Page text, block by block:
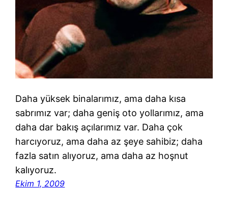
Daha yüksek binalarımız, ama daha kısa
sabrımız var; daha geniş oto yollarımız, ama
daha dar bakış açılarımız var. Daha çok
harcıyoruz, ama daha az şeye sahibiz; daha
fazla satın alıyoruz, ama daha az hoşnut
kalıyoruz.
Ekim 1, 2009